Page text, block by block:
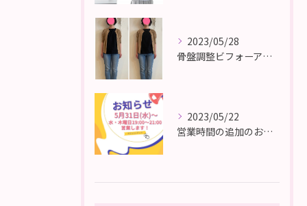
2023/05/28
骨盤調整ビフォーアフター
2023/05/22
営業時間の追加のお知らせ